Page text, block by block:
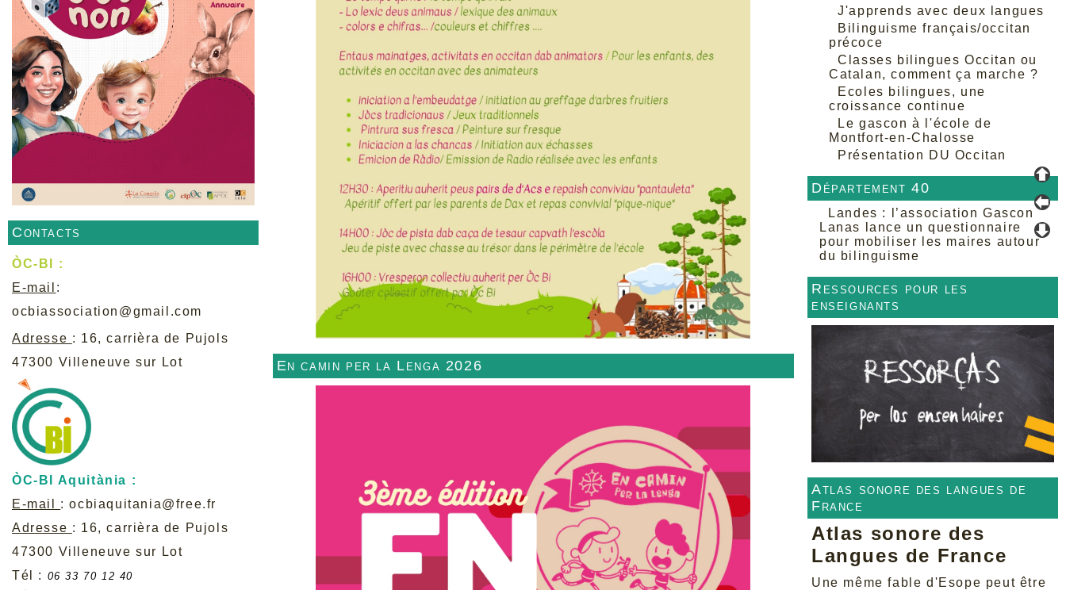
Contacts
ÒC-BI :
E-mail :
ocbiassociation@gmail.com
Adresse : 16, carrièra de Pujols
47300 Villeneuve sur Lot
ÒC-BI Aquitània :
E-mail :ocbiaquitania@free.fr
Adresse : 16, carrièra de Pujols
47300 Villeneuve sur Lot
Tél : 06 33 70 12 40
En camin per la Lenga 2026
J'apprends avec deux langues
Bilinguisme français/occitan
précoce
Classes bilingues Occitan ou
Catalan, comment ça marche ?
Ecoles bilingues, une
croissance continue
Le gascon à l'école de
Montfort-en-Chalosse
Présentation DU Occitan
Département 40
Landes : l’association Gascon
Lanas lance un questionnaire
pour mobiliser les maires autour
du bilinguisme
Ressources pour les
enseignants
Atlas sonore des langues de
France
Atlas sonore des
Langues de France
Une même fable d'Esope peut être